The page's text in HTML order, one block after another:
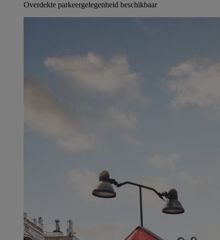
Overdekte parkeergelegenheid beschikbaar